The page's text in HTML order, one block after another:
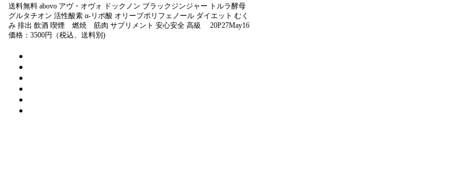
送料無料 abovo アヴ・オヴォ ドックノン ブラックジンジャー トルラ酵母
グルタチオン 活性酸素 α-リポ酸 オリーブポリフェノール ダイエット むく
み 排出 飲酒 喫煙 燃焼 筋肉 サプリメント 安心安全 高級 20P27May16
価格：3500円（税込、送料別)